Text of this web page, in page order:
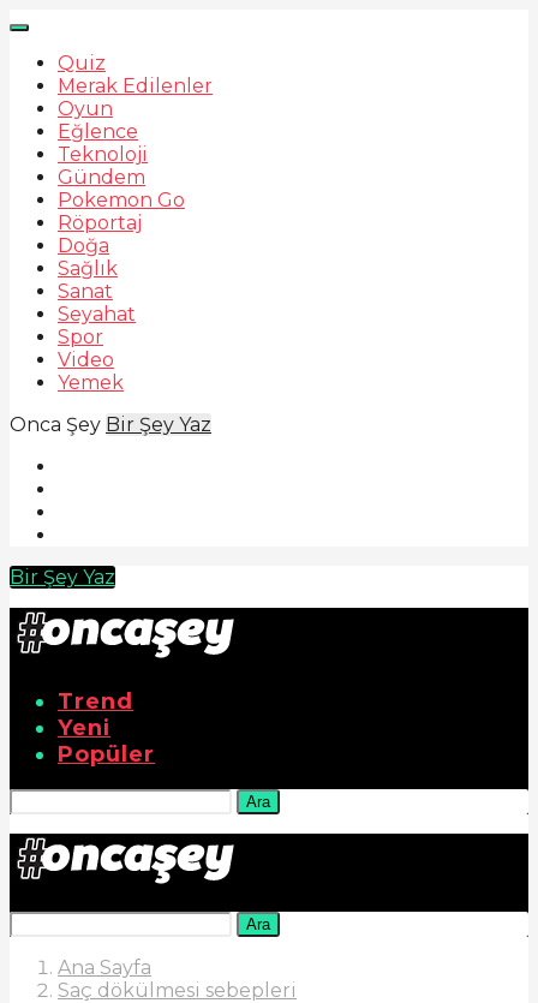
Quiz
Merak Edilenler
Oyun
Eğlence
Teknoloji
Gündem
Pokemon Go
Röportaj
Doğa
Sağlık
Sanat
Seyahat
Spor
Video
Yemek
Onca Şey Bir Şey Yaz
Bir Şey Yaz
Trend
Yeni
Popüler
Ara
Ara
Ana Sayfa
Saç dökülmesi sebepleri